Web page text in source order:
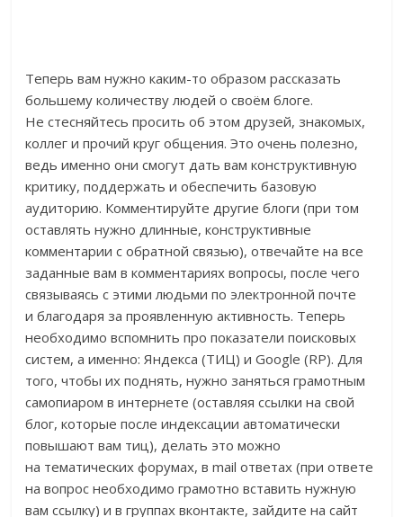
Теперь вам нужно каким-то образом рассказать
большему количеству людей о своём блоге.
Не стесняйтесь просить об этом друзей, знакомых,
коллег и прочий круг общения. Это очень полезно,
ведь именно они смогут дать вам конструктивную
критику, поддержать и обеспечить базовую
аудиторию. Комментируйте другие блоги (при том
оставлять нужно длинные, конструктивные
комментарии с обратной связью), отвечайте на все
заданные вам в комментариях вопросы, после чего
связываясь с этими людьми по электронной почте
и благодаря за проявленную активность. Теперь
необходимо вспомнить про показатели поисковых
систем, а именно: Яндекса (ТИЦ) и Google (RP). Для
того, чтобы их поднять, нужно заняться грамотным
самопиаром в интернете (оставляя ссылки на свой
блог, которые после индексации автоматически
повышают вам тиц), делать это можно
на тематических форумах, в mail ответах (при ответе
на вопрос необходимо грамотно вставить нужную
вам ссылку) и в группах вконтакте, зайдите на сайт